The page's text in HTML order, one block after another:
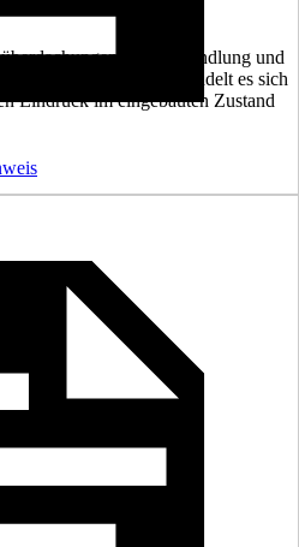
Farbbehandlung und
enthalten. Hier handelt es sich
Eindruck im eingebauten Zustand